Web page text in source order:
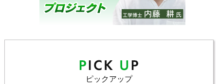
ピックアップ